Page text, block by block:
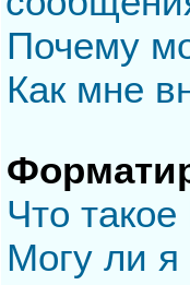
Почему
Как мне
Что
Могу ли я